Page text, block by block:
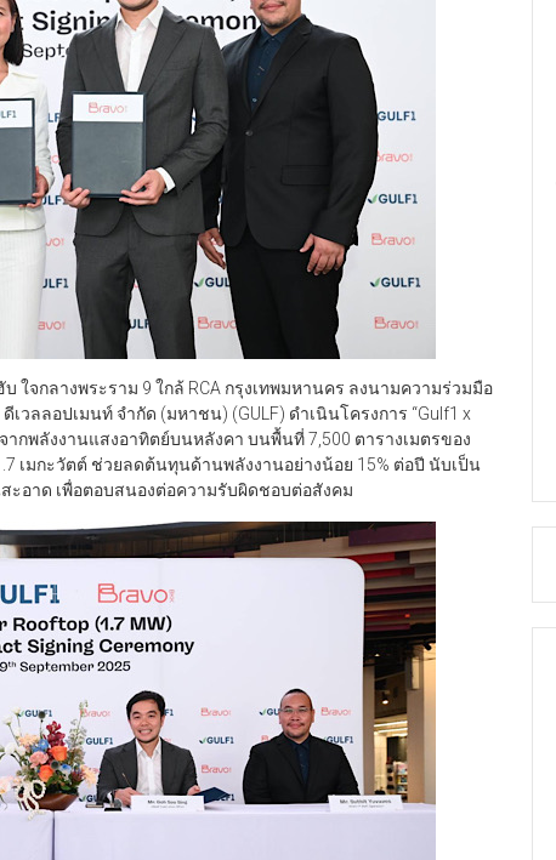
บ ใจกลางพระราม 9 ใกล้ RCA กรุงเทพมหานคร ลงนามความร่วมมือ
วลลอปเมนท์ จำกัด (มหาชน) (GULF) ดำเนินโครงการ “Gulf1 x
ากพลังงานแสงอาทิตย์บนหลังคา บนพื้นที่ 7,500 ตารางเมตรของ
เมกะวัตต์ ช่วยลดต้นทุนด้านพลังงานอย่างน้อย 15% ต่อปี นับเป็น
อาด เพื่อตอบสนองต่อความรับผิดชอบต่อสังคม